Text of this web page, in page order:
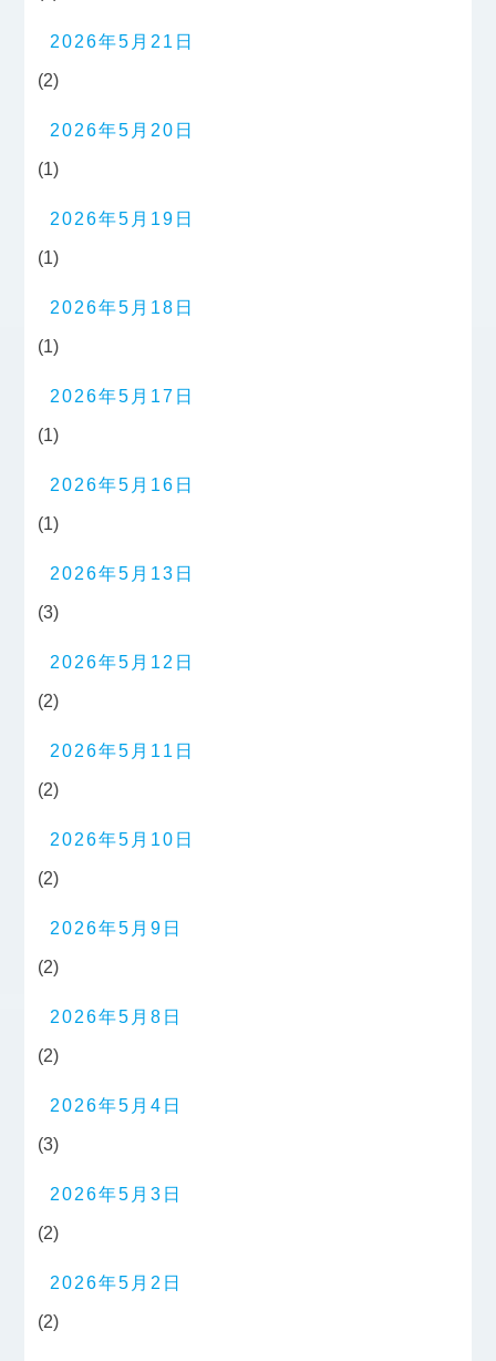
2026年5月21日
(2)
2026年5月20日
(1)
2026年5月19日
(1)
2026年5月18日
(1)
2026年5月17日
(1)
2026年5月16日
(1)
2026年5月13日
(3)
2026年5月12日
(2)
2026年5月11日
(2)
2026年5月10日
(2)
2026年5月9日
(2)
2026年5月8日
(2)
2026年5月4日
(3)
2026年5月3日
(2)
2026年5月2日
(2)